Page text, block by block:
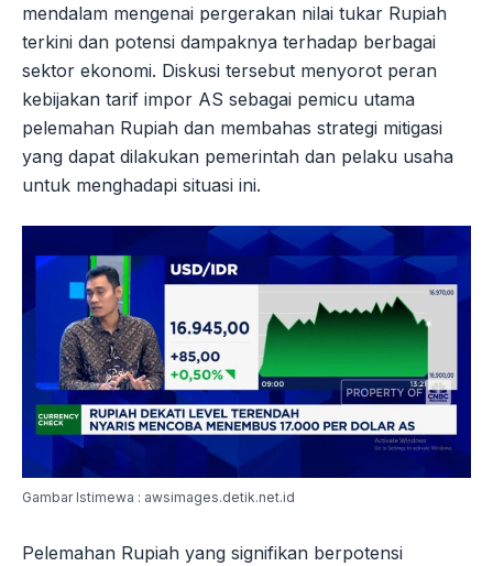
mendalam mengenai pergerakan nilai tukar Rupiah
terkini dan potensi dampaknya terhadap berbagai
sektor ekonomi. Diskusi tersebut menyorot peran
kebijakan tarif impor AS sebagai pemicu utama
pelemahan Rupiah dan membahas strategi mitigasi
yang dapat dilakukan pemerintah dan pelaku usaha
untuk menghadapi situasi ini.
Gambar Istimewa : awsimages.detik.net.id
Pelemahan Rupiah yang signifikan berpotensi